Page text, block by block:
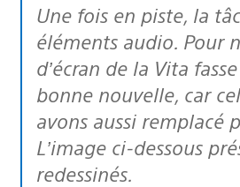
Une fois en piste, la tâche suivante était de convertir tous les graphismes et les
éléments audio. Pour
d’écran de la Vita
bonne nouvelle, car
avons aussi remplacé
L’image ci-dessous
redessinés.